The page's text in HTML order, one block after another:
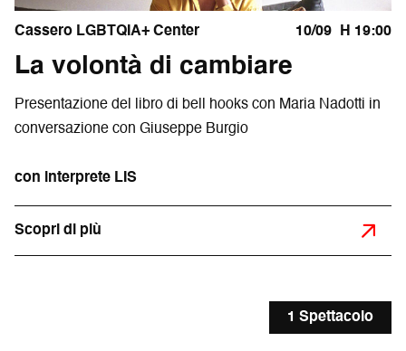
Cassero LGBTQIA+ Center 10/09 H 19:00
La volontà di cambiare
Presentazione del libro di bell hooks con Maria Nadotti in
conversazione con Giuseppe Burgio
con interprete LIS
Scopri di più
1 Spettacolo